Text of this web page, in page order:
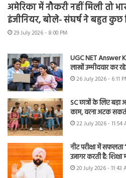
अमेरिका में नौकरी नहीं मिली तो
इंजीनियर, बोले- संघर्ष ने बहुत कुछ
29 July 2026 - 8:00 PM
UGC NET Answer
लाखों उम्मीदवार कर
26 July 2026 - 6:11
SC छात्रों के लिए
काम, वरना अटक
22 July 2026 - 11:54
नीट परीक्षा में सफलता
उजागर करती है: शिक्षा
20 July 2026 - 11:43